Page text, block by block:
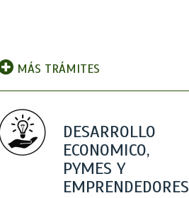
MÁS TRÁMITES
DESARROLLO
ECONOMICO,
PYMES Y
EMPRENDEDORES